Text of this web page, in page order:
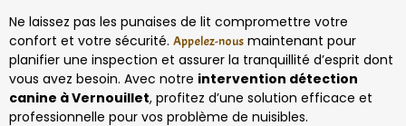
Ne laissez pas les punaises de lit compromettre votre
confort et votre sécurité. Appelez-nous maintenant pour
planifier une inspection et assurer la tranquillité d’esprit dont
vous avez besoin. Avec notre intervention détection
canine à Vernouillet, profitez d’une solution efficace et
professionnelle pour vos problème de nuisibles.